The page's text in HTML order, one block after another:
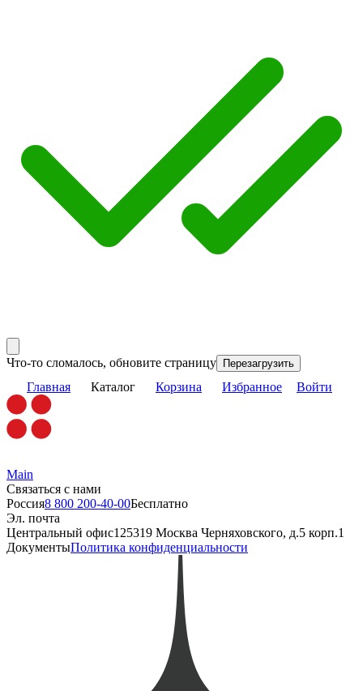
Что-то сломалось, обновите страницу Перезагрузить
Главная Каталог Корзина Избранное Войти
Main
Связаться с нами
Россия8 800 200-40-00Бесплатно
Эл. почта
Центральный офис125319 Москва Черняховского, д.5 корп.1
ДокументыПолитика конфиденциальности